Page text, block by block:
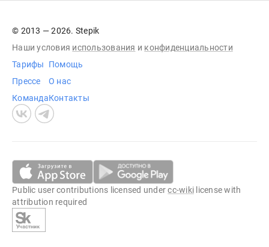
© 2013 — 2026. Stepik
Наши условия использования и конфиденциальности
Тарифы
Прессе
Команда
Помощь
О нас
Контакты
Public user contributions licensed undercc-wiki license with
attribution required